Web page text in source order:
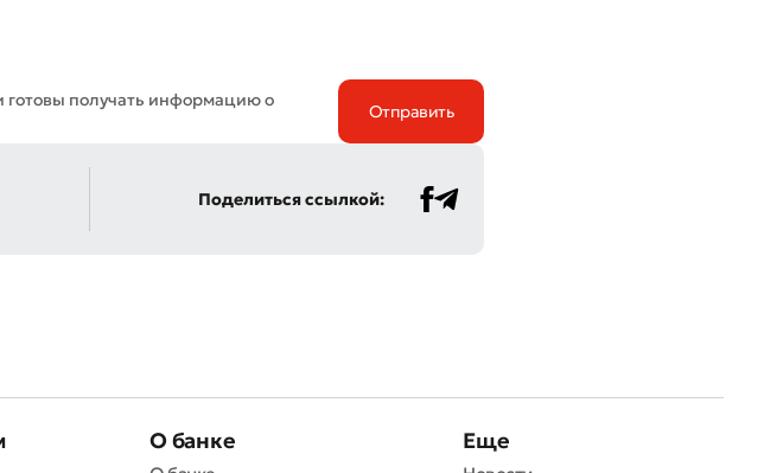
готовы получать информацию о
Поделиться ссылкой:
О банке Еще